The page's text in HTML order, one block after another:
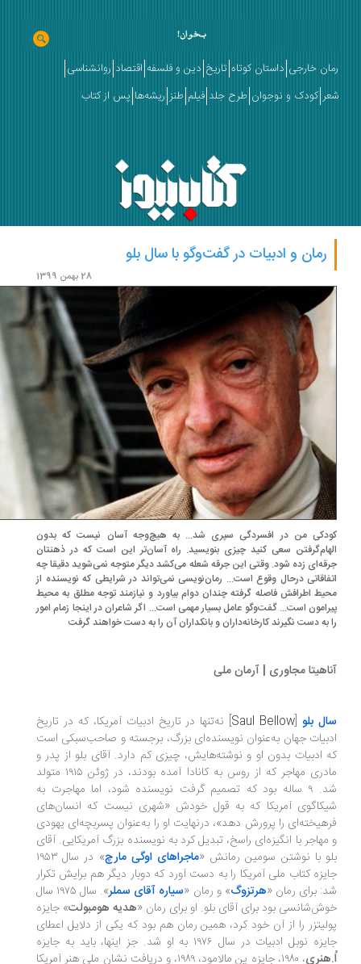
خارجی داستان کوتاه تاریخ دین و فلسفه اقتصاد روانشناسی
کودک و نوجوان طرح جلد فیلم طنز ریشه‌ها پس از کتاب
رمان و ادبیات در گفت‌وگو با سال بلو
من در افسردگی سپری شد... به هیچ‌وجه آسان نیست که بدون
سعی کنید چیزی بنویسید. راه آسان‌تر این است که در ذهنتان
زده شود. وقتی این جرقه شعله می‌کشد دیگر متوجه نمی‌شوید دقیقا چه
درحال وقوع است... رمان‌نویسی نمی‌تواند در شرایطی که نویسنده از
اطرافش فاصله گرفته چندان دوام بیاورد و نیازمند توجه مطلق به محیط
است... گفت‌وگو عامل بسیار مهمی است... اگر شاعران در اینجا زمام امور
به دست نگیرند کارخانه‌داران و بانکداران آن را به دست خواهند گرفت
مجاوری | آرمان ملی
بلو[
Saul Bellow] نه‌تنها در تاریخ ادبیات آمریکا، که در تاریخ
جهان به‌عنوان نویسنده‌ای بزرگ، برجسته و صاحب‌سبکی است
ادبیات بدون او و نوشته‌هایش، چیزی کم دارد. آقای بلو از پدر و
مادری مهاجر که از روس به کانادا آمده بودند، در ژوئن ۱۹۱۵ متولد
شد. ۹ ساله بود که تصمیم گرفت نویسنده شود، اما مهاجرت به
آمریکا که به قول خودش «شهری نیست که انسان‌های
را پرورش دهد»، درنهایت او را به‌عنوان پسربچه‌ای یهودی
با انگیزه‌ای راسخ، تبدیل کرد به نویسنده‌ بزرگ آمریکایی. آقای
با نوشتن سومین رمانش «ماجراهای اوگی مارچ
» در سال ۱۹۵۳
کتاب ملی آمریکا را به دست آورد که دوبار دیگر هم برایش تکرار
برای رمان « هرتزوگ» و رمان « سیاره آقای سملر
». سال ۱۹۷۵ سال
بود برای آقای بلو. او برای رمان « هدیه هومبولت» جایزه
را از آن خود کرد، همین رمان هم بود که یکی از دلایل اعطای
نوبل ادبیات در سال ۱۹۷۶ به او شد. جز اینها، باید به جایزه
، ۱۹۸۰، جایزه پن مالامود، ۱۹۸۹، و دریافت نشان ملی هنر آمریکا